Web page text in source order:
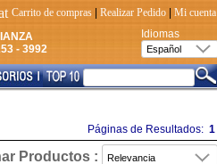
Carrito de compras Realizar Pedido
Mi cuenta
- 3992
Idiomas
Páginas de Resultados: 1
Productos :